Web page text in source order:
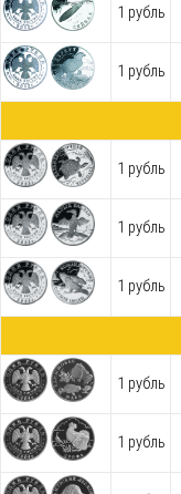
1 рубль
1 рубль
1 рубль
1 рубль
1 рубль
1 рубль
1 рубль